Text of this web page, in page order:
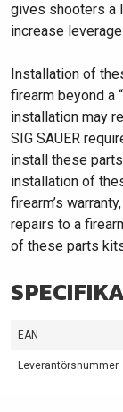
gives shooters a
increase
Installation of
firearm beyond a
installation may
SIG SAUER
install these
installation of
firearm’s
repairs to a
of these parts
EAN
Leverantörsnummer